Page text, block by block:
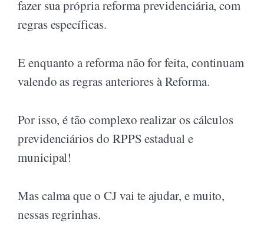
fazer sua própria reforma previdenciária, com
regras específicas.
E enquanto a reforma não for feita, continuam
valendo as regras anteriores à Reforma.
Por isso, é tão complexo realizar os cálculos
previdenciários do RPPS estadual e
municipal!
Mas calma que o CJ vai te ajudar, e muito,
nessas regrinhas.